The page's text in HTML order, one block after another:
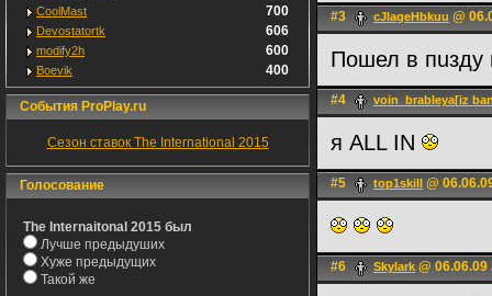
CoolMast 700
Devostatortk 606
modify2h 600
Boevik 400
События ProPlay.ru
Сезон ставок The International 2015
Голосование
The Internaitonal 2015 был
Лучше предыдуших
Хуже предыдущих
Такой же
#3 cJIageHbkuu @
Пошел в пuзду
#4 voin_brableya[iz
я ALL IN
#5 top1skill @
#6 Skylark @ 06.06.09